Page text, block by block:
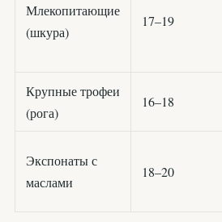
Млекопитающие
(шкура)
17–19
Крупные трофеи
(рога)
16–18
Экспонаты с
маслами
18–20